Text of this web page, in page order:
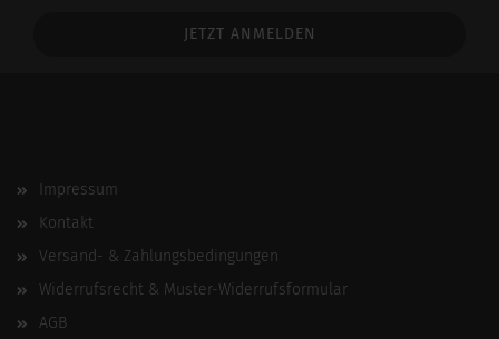
Impressum
Kontakt
Versand- & Zahlungsbedingungen
Widerrufsrecht & Muster-Widerrufsformular
AGB